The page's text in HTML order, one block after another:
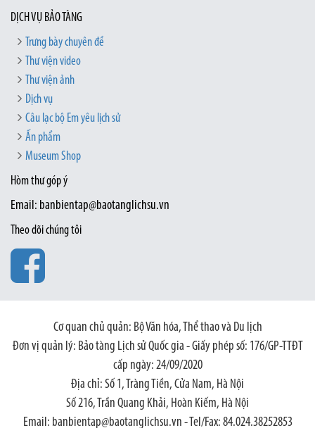
DỊCH VỤ BẢO TÀNG
Trưng bày chuyên đề
Thư viện video
Thư viện ảnh
Dịch vụ
Câu lạc bộ Em yêu lịch sử
Ấn phẩm
Museum Shop
Hòm thư góp ý
Email: banbientap@baotanglichsu.vn
Theo dõi chúng tôi
Cơ quan chủ quản: Bộ Văn hóa, Thể thao và Du lịch
Đơn vị quản lý: Bảo tàng Lịch sử Quốc gia - Giấy phép số: 176/GP-TTĐT
cấp ngày: 24/09/2020
Địa chỉ: Số 1, Tràng Tiền, Cửa Nam, Hà Nội
Số 216, Trần Quang Khải, Hoàn Kiếm, Hà Nội
Email: banbientap@baotanglichsu.vn - Tel/Fax: 84.024.38252853